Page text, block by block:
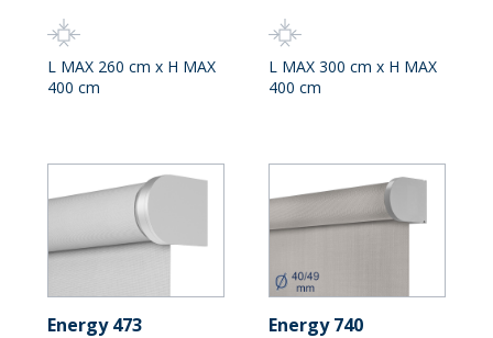
L MAX 260 cm x H MAX
400 cm
L MAX 300 cm x H MAX
400 cm
Energy 473 Energy 740